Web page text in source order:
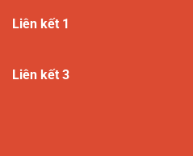
Liên kết 1
Liên kết 3